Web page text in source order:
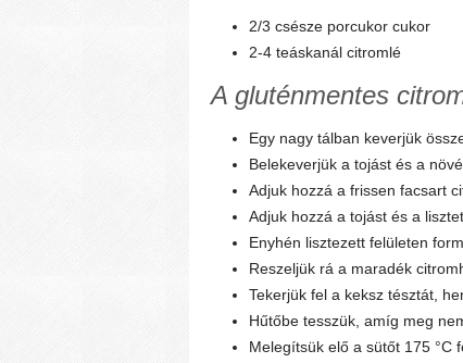
2/3 csésze porcukor cukor
2-4 teáskanál citromlé
A gluténmentes
Egy nagy tálban keverjük
Belekeverjük a tojást és a
Adjuk hozzá a frissen facsart
Adjuk hozzá a tojást és a
Enyhén lisztezett felületen
Reszeljük rá a maradék
Tekerjük fel a keksz tésztát,
Hűtőbe tesszük, amíg meg
Melegítsük elő a sütőt 175 °C